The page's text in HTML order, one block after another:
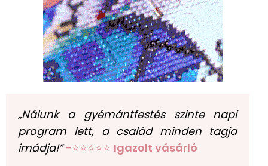
„Nálunk a gyémántfestés szinte napi
program lett, a család minden tagja
imádja!” -⭐⭐⭐⭐⭐ Igazolt vásárló